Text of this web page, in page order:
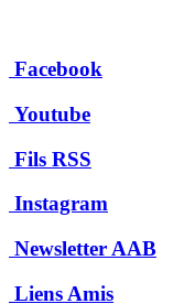
Facebook
Youtube
Fils RSS
Instagram
Newsletter AAB
Liens Amis